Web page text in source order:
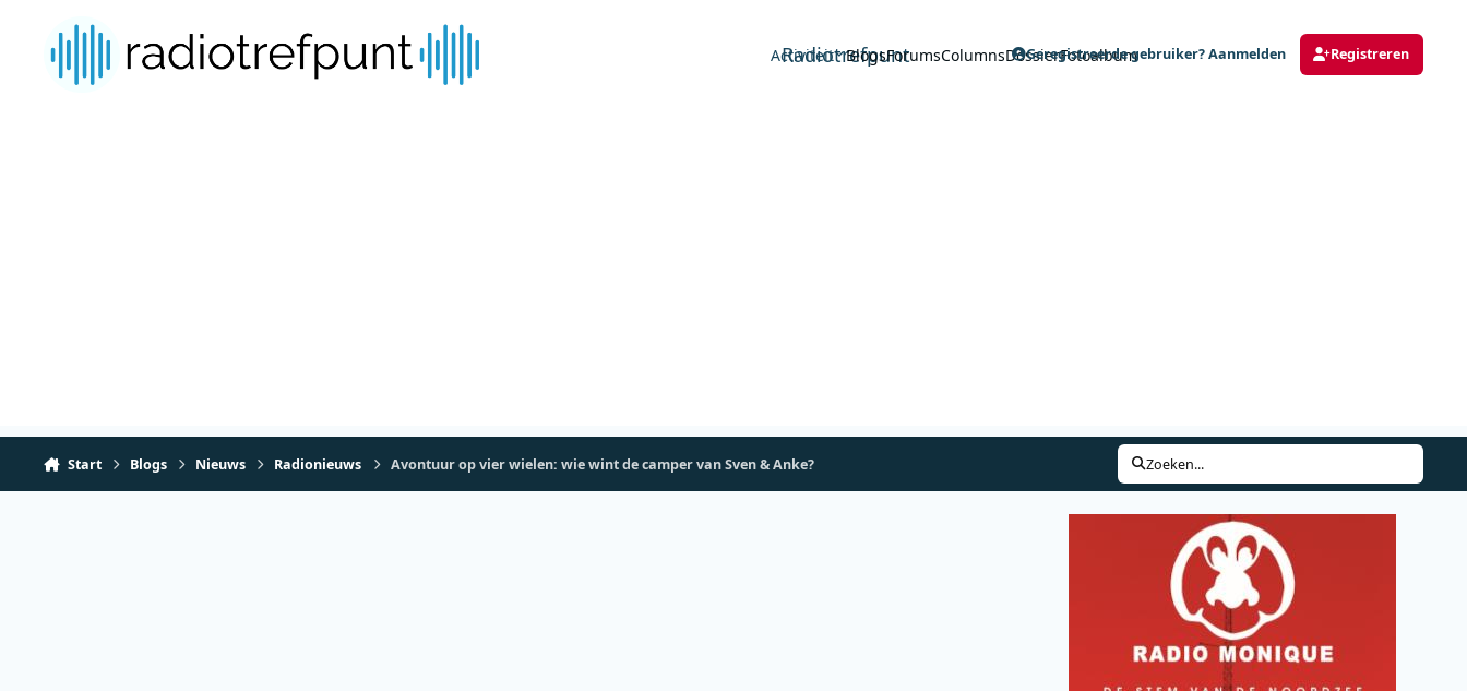
Radiotrefpunt
Activiteit BlogsForumsColumnsDossierFotoalbum
Geregistreerde gebruiker? Aanmelden Registreren
Start Blogs Nieuws Radionieuws Avontuur op vier wielen: wie wint de camper van Sven & Anke? Zoeken...